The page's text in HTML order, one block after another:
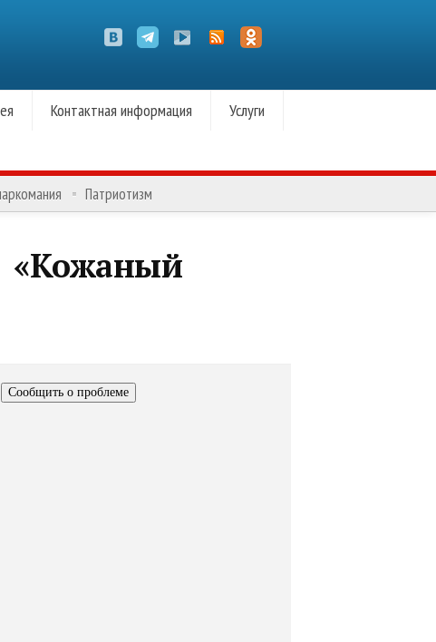
Контактная информация
Услуги
Патриотизм
Сообщить о проблеме